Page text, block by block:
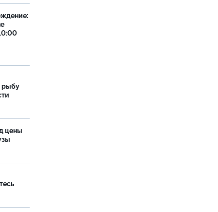
рыбу
цены